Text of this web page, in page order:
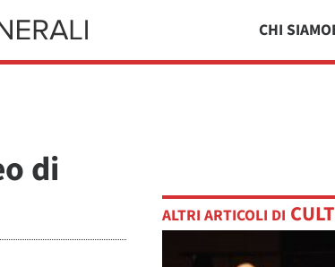
CHI SIAMO
di
ALTRI ARTICOLI DI